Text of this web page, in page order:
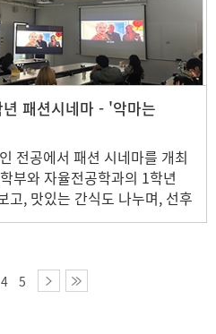
패션시네마 - '악마는
전공에서 패션 시네마를 개최
부와 자율전공학과의 1학년
고, 맛있는 간식도 나누며, 선후
꽃을 피우는 시간을 가진다. 영
4 5